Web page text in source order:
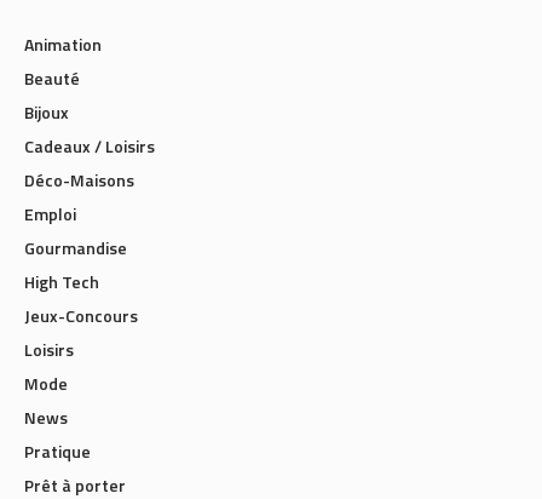
Animation
Beauté
Bijoux
Cadeaux / Loisirs
Déco-Maisons
Emploi
Gourmandise
High Tech
Jeux-Concours
Loisirs
Mode
News
Pratique
Prêt à porter